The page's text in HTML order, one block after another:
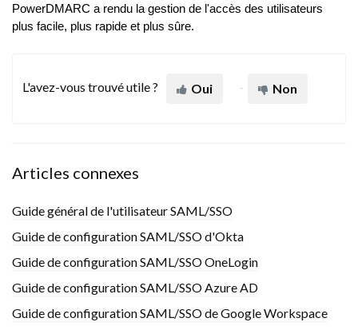
PowerDMARC a rendu la gestion de l'accès des utilisateurs
plus facile, plus rapide et plus sûre.
L'avez-vous trouvé utile ? Oui Non
Articles connexes
Guide général de l'utilisateur SAML/SSO
Guide de configuration SAML/SSO d'Okta
Guide de configuration SAML/SSO OneLogin
Guide de configuration SAML/SSO Azure AD
Guide de configuration SAML/SSO de Google Workspace